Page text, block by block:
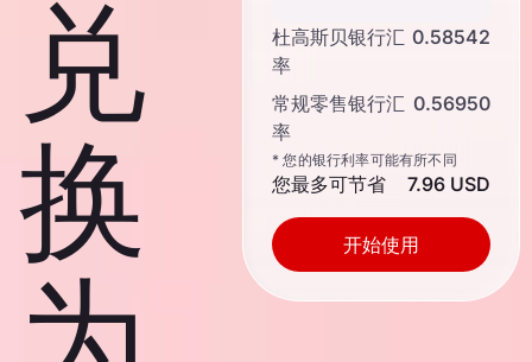
兑
换
杜高斯贝银行汇
率
0.58542
常规零售银行汇
率
0.56950
* 您的银行利率可能有所不同
您最多可节省 7.96 USD
开始使用